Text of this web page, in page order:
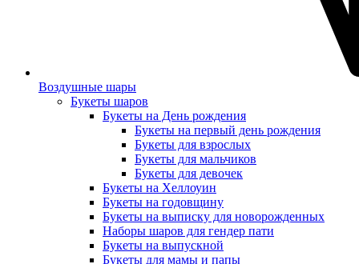
Воздушные шары
Букеты шаров
Букеты на День рождения
Букеты на первый день рождения
Букеты для взрослых
Букеты для мальчиков
Букеты для девочек
Букеты на Хеллоуин
Букеты на годовщину
Букеты на выписку для новорожденных
Наборы шаров для гендер пати
Букеты на выпускной
Букеты для мамы и папы